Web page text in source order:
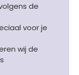
de
voor je
wij de